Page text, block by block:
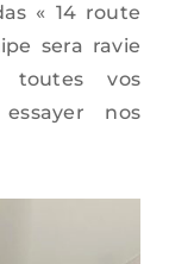
« 14 route
sera ravie
toutes vos
nos